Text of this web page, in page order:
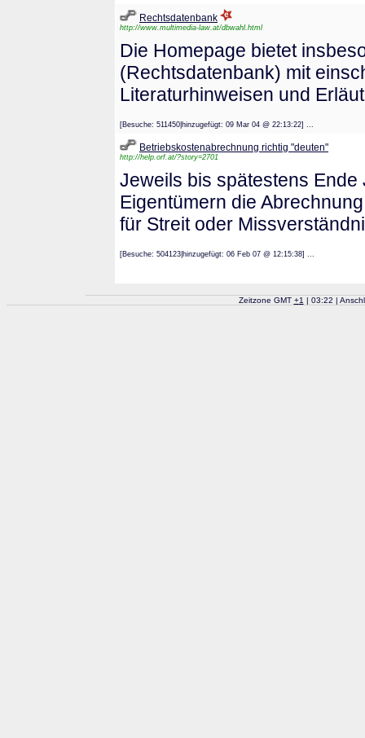
Rechtsdatenbank
http://www.multimedia-law.at/dbwahl.html
Die Homepage bietet
(Rechtsdatenbank) mit
Literaturhinweisen und
[Besuche: 511450|hinzugefügt: 09 Mar 04 @ 22:13:22] ...
Betriebskostenabrechnung richtig "deuten"
http://help.orf.at/?story=2701
Jeweils bis spätestens
Eigentümern die
für Streit oder
[Besuche: 504123|hinzugefügt: 06 Feb 07 @ 12:15:38] ...
Zeitzone GMT +1 | 03:22 |